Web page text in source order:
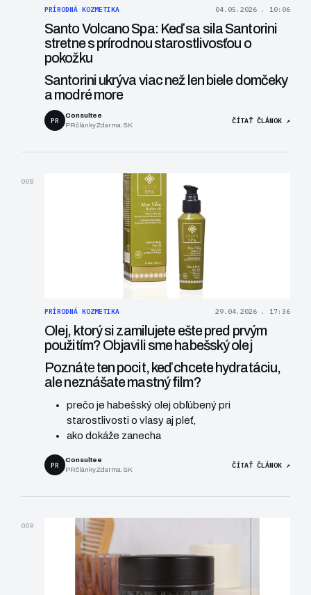
PRÍRODNÁ KOZMETIKA 04.05.2026 . 10:06
Santo Volcano Spa: Keď sa sila Santorini
stretne s prírodnou starostlivosťou o
pokožku
Santorini ukrýva viac než len biele domčeky
a modré more
PR
Consultee
PRčlánkyZdarma.SK
ČÍTAŤ ČLÁNOK ↗
008
PRÍRODNÁ KOZMETIKA 29.04.2026 . 17:36
Olej, ktorý si zamilujete ešte pred prvým
použitím? Objavili sme habešský olej
Poznátе ten pocit, keď chcete hydratáciu,
ale neznášate mastný film?
prečo je habešský olej obľúbený pri
starostlivosti o vlasy aj pleť,
ako dokáže zanecha
PR
Consultee
PRčlánkyZdarma.SK
ČÍTAŤ ČLÁNOK ↗
009